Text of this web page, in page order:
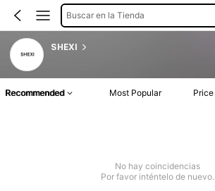
Buscar en la Tienda
SHEXI
Recommended Most Popular Price
No hay coincidencias
Por favor inténtelo de nuevo.